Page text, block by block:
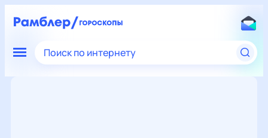
Поиск по интернету